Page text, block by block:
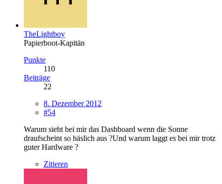
TheLightboy
Papierboot-Kapitän
Punkte
110
Beiträge
22
8. Dezember 2012
#54
Warum sieht bei mir das Dashboard wenn die Sonne
draufscheint so häslich aus ?Und warum laggt es bei mir trotz
guter Hardware ?
Zitieren